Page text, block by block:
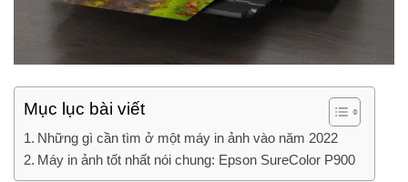
Mục lục bài viết
Những gì cần tìm ở một máy in ảnh vào năm 2022
Máy in ảnh tốt nhất nói chung: Epson SureColor P900